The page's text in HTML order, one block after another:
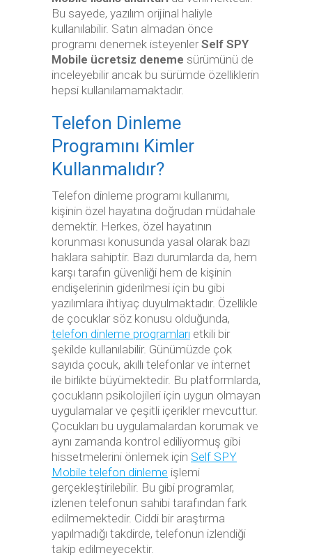
Bu sayede, yazılım orijinal haliyle
kullanılabilir. Satın almadan önce
programı denemek isteyenler Self SPY
Mobile ücretsiz deneme sürümünü de
inceleyebilir ancak bu sürümde özelliklerin
hepsi kullanılamamaktadır.
Telefon Dinleme
Programını Kimler
Kullanmalıdır?
Telefon dinleme programı kullanımı,
kişinin özel hayatına doğrudan müdahale
demektir. Herkes, özel hayatının
korunması konusunda yasal olarak bazı
haklara sahiptir. Bazı durumlarda da, hem
karşı tarafın güvenliği hem de kişinin
endişelerinin giderilmesi için bu gibi
yazılımlara ihtiyaç duyulmaktadır. Özellikle
de çocuklar söz konusu olduğunda,
telefon dinleme programları etkili bir
şekilde kullanılabilir. Günümüzde çok
sayıda çocuk, akıllı telefonlar ve internet
ile birlikte büyümektedir. Bu platformlarda,
çocukların psikolojileri için uygun olmayan
uygulamalar ve çeşitli içerikler mevcuttur.
Çocukları bu uygulamalardan korumak ve
aynı zamanda kontrol ediliyormuş gibi
hissetmelerini önlemek için Self SPY
Mobile telefon dinleme işlemi
gerçekleştirilebilir. Bu gibi programlar,
izlenen telefonun sahibi tarafından fark
edilmemektedir. Ciddi bir araştırma
yapılmadığı takdirde, telefonun izlendiği
takip edilmeyecektir.